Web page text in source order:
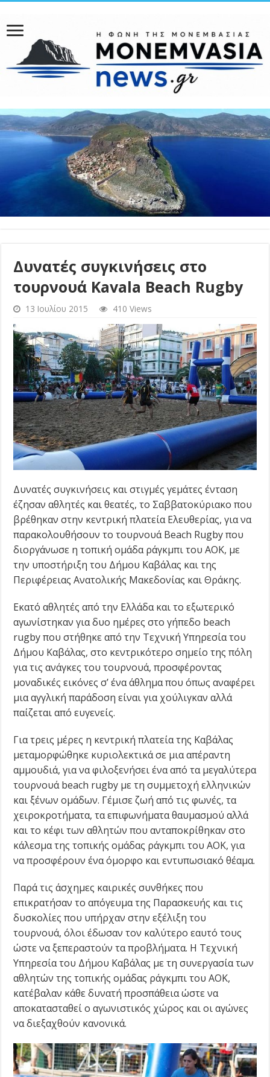
Δυνατές συγκινήσεις στο
τουρνουά Kavala Beach Rugby
13 Ιουλίου 2015 410 Views
Δυνατές συγκινήσεις και στιγμές γεμάτες ένταση
έζησαν αθλητές και θεατές, το Σαββατοκύριακο που
βρέθηκαν στην κεντρική πλατεία Ελευθερίας, για να
παρακολουθήσουν το τουρνουά Beach Rugby που
διοργάνωσε η τοπική ομάδα ράγκμπι του ΑΟΚ, με
την υποστήριξη του Δήμου Καβάλας και της
Περιφέρειας Ανατολικής Μακεδονίας και Θράκης.
Εκατό αθλητές από την Ελλάδα και το εξωτερικό
αγωνίστηκαν για δυο ημέρες στο γήπεδο beach
rugby που στήθηκε από την Τεχνική Υπηρεσία του
Δήμου Καβάλας, στο κεντρικότερο σημείο της πόλη
για τις ανάγκες του τουρνουά, προσφέροντας
μοναδικές εικόνες σ’ ένα άθλημα που όπως αναφέρει
μια αγγλική παράδοση είναι για χούλιγκαν αλλά
παίζεται από ευγενείς.
Για τρεις μέρες η κεντρική πλατεία της Καβάλας
μεταμορφώθηκε κυριολεκτικά σε μια απέραντη
αμμουδιά, για να φιλοξενήσει ένα από τα μεγαλύτερα
τουρνουά beach rugby με τη συμμετοχή ελληνικών
και ξένων ομάδων. Γέμισε ζωή από τις φωνές, τα
χειροκροτήματα, τα επιφωνήματα θαυμασμού αλλά
και το κέφι των αθλητών που ανταποκρίθηκαν στο
κάλεσμα της τοπικής ομάδας ράγκμπι του ΑΟΚ, για
να προσφέρουν ένα όμορφο και εντυπωσιακό θέαμα.
Παρά τις άσχημες καιρικές συνθήκες που
επικρατήσαν το απόγευμα της Παρασκευής και τις
δυσκολίες που υπήρχαν στην εξέλιξη του
τουρνουά, όλοι έδωσαν τον καλύτερο εαυτό τους
ώστε να ξεπεραστούν τα προβλήματα. Η Τεχνική
Υπηρεσία του Δήμου Καβάλας με τη συνεργασία των
αθλητών της τοπικής ομάδας ράγκμπι του ΑΟΚ,
κατέβαλαν κάθε δυνατή προσπάθεια ώστε να
αποκατασταθεί ο αγωνιστικός χώρος και οι αγώνες
να διεξαχθούν κανονικά.